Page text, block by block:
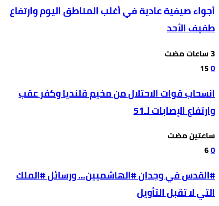
أجواء صيفية عادية في أغلب المناطق اليوم وارتفاع
طفيف الأحد
0
15
انسحاب قوات الاحتلال من مخيم قلنديا وكفر عقب
وارتفاع الإصابات لـ51
‫‫‫‏‫ساعتين مضت‬
0
6
#القدس في وجدان #الهاشميين… ورسائل #الملك
التي لا تقبل التأويل